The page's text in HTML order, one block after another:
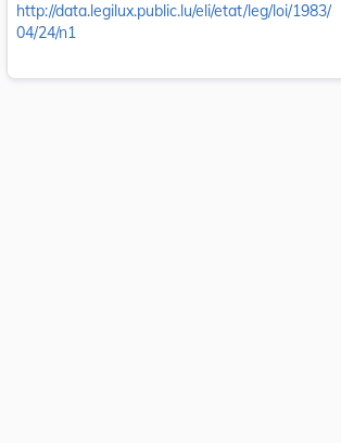
http://data.legilux.public.lu/eli/etat/leg/loi/1983/
04/24/n1